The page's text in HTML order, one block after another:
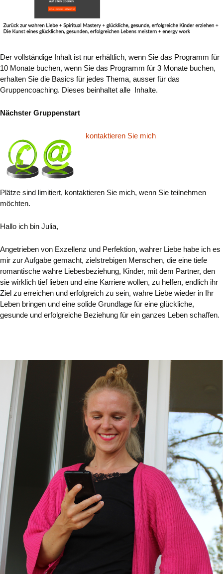
Der vollständige Inhalt ist nur erhältlich, wenn Sie das Programm für
10 Monate buchen, wenn Sie das Programm für 3 Monate buchen,
erhalten Sie die Basics für jedes Thema, ausser für das
Gruppencoaching. Dieses beinhaltet alle Inhalte.
Nächster Gruppenstart
kontaktieren Sie mich
Plätze sind limitiert, kontaktieren Sie mich, wenn Sie teilnehmen
möchten.
Hallo ich bin Julia,
Angetrieben von Exzellenz und Perfektion, wahrer Liebe habe ich es
mir zur Aufgabe gemacht, zielstrebigen Menschen, die eine tiefe
romantische wahre Liebesbeziehung, Kinder, mit dem Partner, den
sie wirklich tief lieben und eine Karriere wollen, zu helfen, endlich ihr
Ziel zu erreichen und erfolgreich zu sein, wahre Liebe wieder in Ihr
Leben bringen und eine solide Grundlage für eine glückliche,
gesunde und erfolgreiche Beziehung für ein ganzes Leben schaffen.